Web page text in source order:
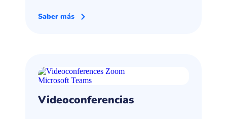
Saber más
Videoconferencias